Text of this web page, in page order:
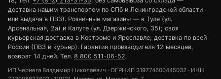
доставка нашим транспортом по СПб и Ленинградской области
или выдача в ПВЗ). Розничные магазины — в Туле (ул.
Арсенальная, 2а) и Калуге (ул. Дзержинского, 35); своя
курьерская доставка в Костроме и Ярославле; доставка по всей
России (ПВЗ и курьер). Гарантия производителя 12 месяцев,
возврат 14 дней. Тел. 8 800 511-06-52.
ИП Чернега Владимир Николаевич · ОГРНИП 319774600445032 · ИНН